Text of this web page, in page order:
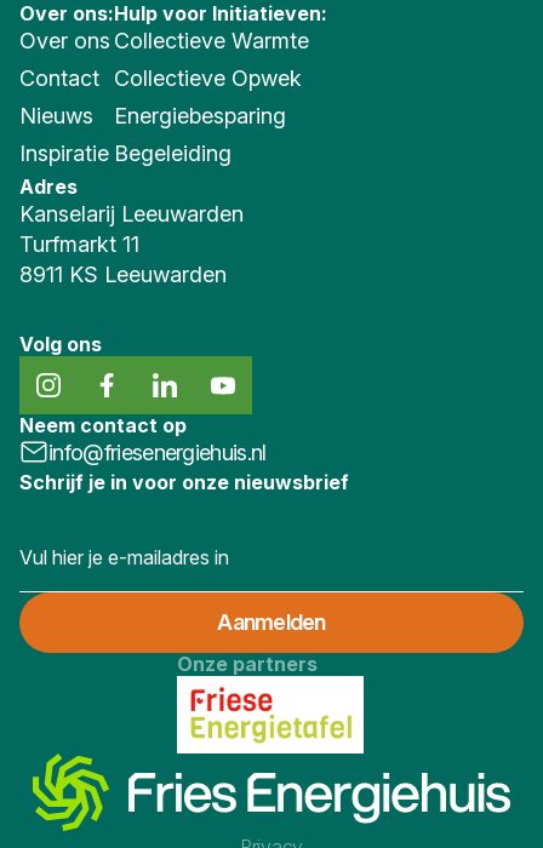
Over ons:
Over ons
Contact
Nieuws
Inspiratie
Hulp voor Initiatieven:
Collectieve Warmte
Collectieve Opwek
Energiebesparing
Begeleiding
Neem contact op
info@friesenergiehuis.nl
Schrijf je in voor onze nieuwsbrief
Adres
Kanselarij Leeuwarden
Turfmarkt 11
8911 KS Leeuwarden
Volg ons
Onze partners